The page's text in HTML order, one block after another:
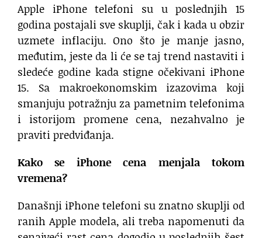
Apple iPhone telefoni su u poslednjih 15
godina postajali sve skuplji, čak i kada u obzir
uzmete inflaciju. Ono što je manje jasno,
međutim, jeste da li će se taj trend nastaviti i
sledeće godine kada stigne očekivani iPhone
15. Sa makroekonomskim izazovima koji
smanjuju potražnju za pametnim telefonima
i istorijom promene cena, nezahvalno je
praviti predviđanja.
Kako se iPhone cena menjala tokom
vremena?
Današnji iPhone telefoni su znatno skuplji od
ranih Apple modela, ali treba napomenuti da